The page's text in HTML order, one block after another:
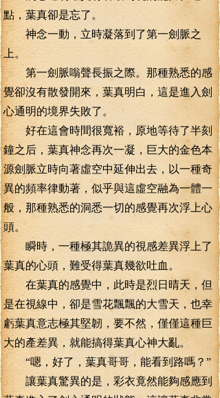
點，葉真卻是忘了。
神念一動，立時凝落到了第一劍脈之
上。
第一劍脈嗡聲長振之際。那種熟悉的感
覺卻沒有散發開來，葉真明白，這是進入劍
心通明的境界失敗了。
好在這會時間很寬裕，原地等待了半刻
鐘之后，葉真神念再次一凝，巨大的金色本
源劍脈立時向著虛空中延伸出去，以一種奇
異的頻率律動著，似乎與這虛空融為一體一
般，那種熟悉的洞悉一切的感覺再次浮上心
頭。
瞬時，一種極其詭異的視感差異浮上了
葉真的心頭，難受得葉真幾欲吐血。
在葉真的感覺中，此時是烈日晴天，但
是在視線中，卻是雪花飄飄的大雪天，也幸
虧葉真意志極其堅韌，要不然，僅僅這種巨
大的產差異，就能搞得葉真心神大亂。
“嗯，好了，葉真哥哥，能看到路嗎？”
讓葉真驚異的是，彩衣竟然能夠感應到